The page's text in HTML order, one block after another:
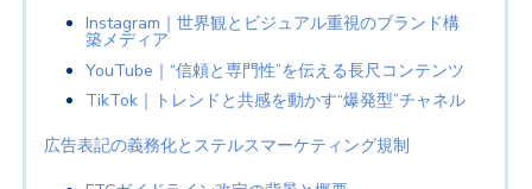
Instagram ｜世界観とビジュアル重視のブランド構
築メディア
YouTube ｜“信頼と専門性”を伝える長尺コンテンツ
TikTok ｜トレンドと共感を動かす“爆発型”チャネル
広告表記の義務化とステルスマーケティング規制